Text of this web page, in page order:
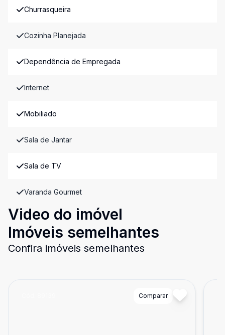
Churrasqueira
Cozinha Planejada
Dependência de Empregada
Internet
Mobiliado
Sala de Jantar
Sala de TV
Varanda Gourmet
Video do imóvel
Imóveis semelhantes
Confira imóveis semelhantes
Comparar